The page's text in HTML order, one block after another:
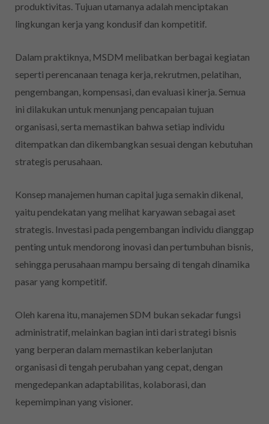
produktivitas. Tujuan utamanya adalah menciptakan
lingkungan kerja yang kondusif dan kompetitif.
Dalam praktiknya, MSDM melibatkan berbagai kegiatan
seperti perencanaan tenaga kerja, rekrutmen, pelatihan,
pengembangan, kompensasi, dan evaluasi kinerja. Semua
ini dilakukan untuk menunjang pencapaian tujuan
organisasi, serta memastikan bahwa setiap individu
ditempatkan dan dikembangkan sesuai dengan kebutuhan
strategis perusahaan.
Konsep manajemen human capital juga semakin dikenal,
yaitu pendekatan yang melihat karyawan sebagai aset
strategis. Investasi pada pengembangan individu dianggap
penting untuk mendorong inovasi dan pertumbuhan bisnis,
sehingga perusahaan mampu bersaing di tengah dinamika
pasar yang kompetitif.
Oleh karena itu, manajemen SDM bukan sekadar fungsi
administratif, melainkan bagian inti dari strategi bisnis
yang berperan dalam memastikan keberlanjutan
organisasi di tengah perubahan yang cepat, dengan
mengedepankan adaptabilitas, kolaborasi, dan
kepemimpinan yang visioner.